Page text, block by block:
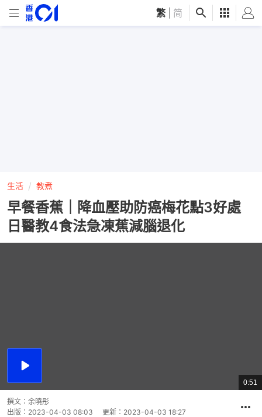
繁 简
生活 教煮
早餐香蕉｜降血壓助防癌梅花點3好處
日醫教4食法急凍蕉減腦退化
播
總
共
0:51
撰文： 余曉彤
出版： 2023-04-03 08:03 更新： 2023-04-03 18:27